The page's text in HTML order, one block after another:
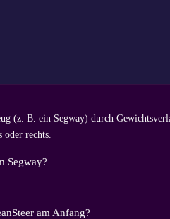
(z. B. ein Segway) durch
rechts.
Segway?
am Anfang?